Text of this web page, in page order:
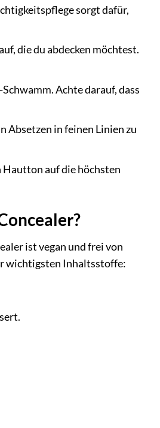
sorgt dafür,
die du abdecken möchtest.
Achte darauf, dass
Absetzen in feinen Linien zu
Hautton auf die höchsten
ist vegan und frei von
wichtigsten Inhaltsstoffe: